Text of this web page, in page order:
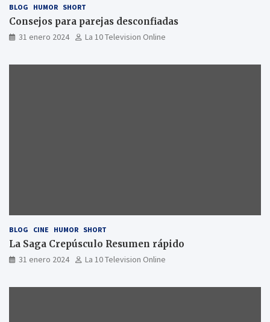
BLOG HUMOR SHORT
Consejos para parejas desconfiadas
31 enero 2024 La 10 Television Online
BLOG CINE HUMOR SHORT
La Saga Crepúsculo Resumen rápido
31 enero 2024 La 10 Television Online